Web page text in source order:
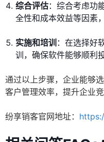
综合评估：综合考虑功
全性和成本效益等因素
实施和培训 ：在选择好
训，确保软件能够顺利
通过以上步骤，企业能够
客户管理效率，提升企业竞
纷享销客官网地址：